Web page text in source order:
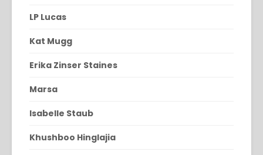
LP Lucas
Kat Mugg
Erika Zinser Staines
Marsa
Isabelle Staub
Khushboo Hinglajia